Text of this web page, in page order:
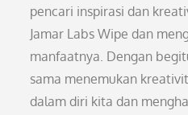
pencari inspirasi dan
Jamar Labs Wipe dan
manfaatnya. Dengan
sama menemukan
dalam diri kita dan